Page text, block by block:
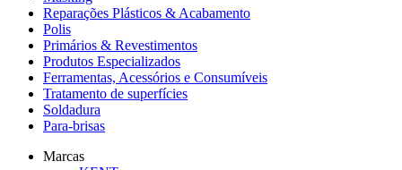
Reparações Plásticos & Acabamento
Polis
Primários & Revestimentos
Produtos Especializados
Ferramentas, Acessórios e Consumíveis
Tratamento de superfícies
Soldadura
Para-brisas
Marcas